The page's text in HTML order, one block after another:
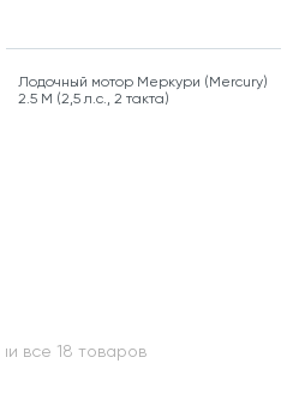
Лодочный мотор Меркури (Mercury)
2.5 M (2,5 л.с., 2 такта)
все 18 товаров